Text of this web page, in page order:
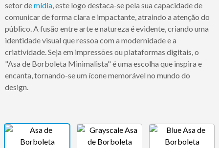
setor demídia, este logo destaca-se pela sua capacidade de
comunicar de forma clara e impactante, atraindo a atenção do
público. A fusão entre arte e natureza é evidente, criando uma
identidade visual que ressoa com a modernidade e a
criatividade. Seja em impressões ou plataformas digitais, o
"Asa de Borboleta Minimalista" é uma escolha que inspira e
encanta, tornando-se um ícone memorável no mundo do
design.